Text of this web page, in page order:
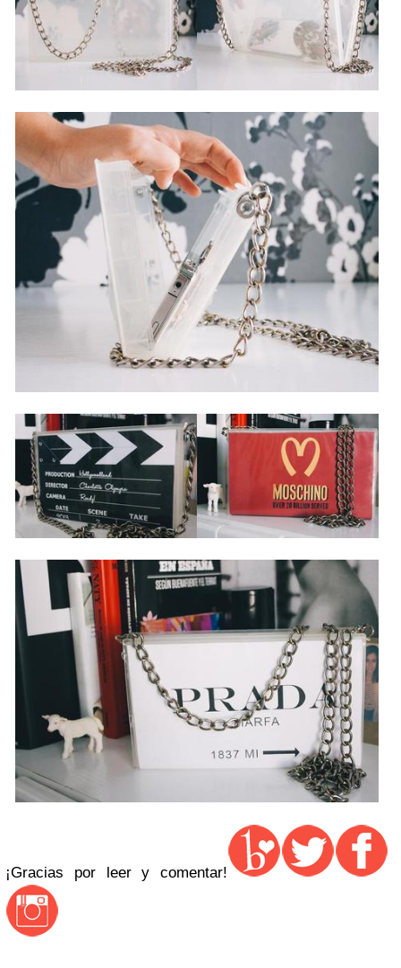
¡Gracias por leer y comentar!